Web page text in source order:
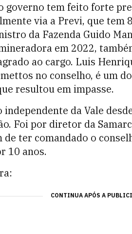
governo tem feito forte
via a Previ, que tem
da Fazenda Guido
em 2022,
ao cargo. Luis
no conselho, é um
resultou em impasse.
independente da Vale
Foi por diretor da
de ter comandado o
10 anos.
CONTINUA APÓS A